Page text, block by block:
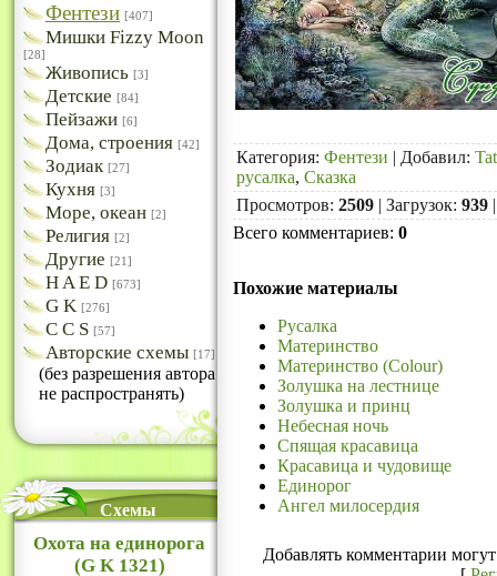
Фентези [407]
Мишки Fizzy Moon
[28]
Живопись [3]
Детские [84]
Пейзажи [6]
Дома, строения [42]
Зодиак [27]
Кухня [3]
Море, океан [2]
Религия [2]
Другие [21]
H A E D [673]
G K [276]
C C S [57]
Авторские схемы [17]
(без разрешения автора
не распространять)
Схемы
Охота на единорога
(G K 1321)
Категория: Фентези | Добавил:
русалка, Сказка
Просмотров: 2509 | Загрузок: 939
Всего комментариев: 0
Похожие материалы
Русалка
Материнство
Материнство (Colour)
Золушка на лестнице
Золушка и принц
Небесная ночь
Спящая красавица
Красавица и чудовище
Единорог
Ангел милосердия
Добавлять комментарии